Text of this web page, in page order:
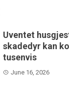
Uventet
skadedyr kan
tusenvis
June 16, 2026